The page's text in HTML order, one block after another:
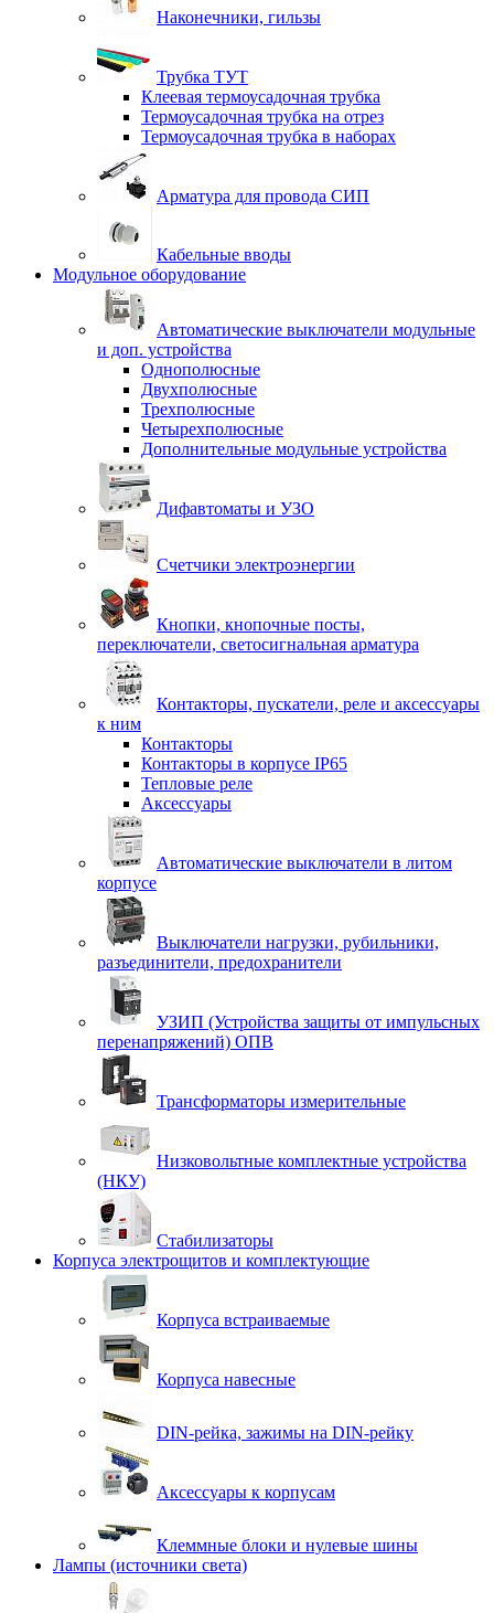
Наконечники, гильзы
Трубка ТУТ
Клеевая термоусадочная трубка
Термоусадочная трубка на отрез
Термоусадочная трубка в наборах
Арматура для провода СИП
Кабельные вводы
Модульное оборудование
Автоматические выключатели модульные
и доп. устройства
Однополюсные
Двухполюсные
Трехполюсные
Четырехполюсные
Дополнительные модульные устройства
Дифавтоматы и УЗО
Счетчики электроэнергии
Кнопки, кнопочные посты,
переключатели, светосигнальная арматура
Контакторы, пускатели, реле и аксессуары
к ним
Контакторы
Контакторы в корпусе IP65
Тепловые реле
Аксессуары
Автоматические выключатели в литом
корпусе
Выключатели нагрузки, рубильники,
разъединители, предохранители
УЗИП (Устройства защиты от импульсных
перенапряжений) ОПВ
Трансформаторы измерительные
Низковольтные комплектные устройства
(НКУ)
Стабилизаторы
Корпуса электрощитов и комплектующие
Корпуса встраиваемые
Корпуса навесные
DIN-рейка, зажимы на DIN-рейку
Аксессуары к корпусам
Клеммные блоки и нулевые шины
Лампы (источники света)